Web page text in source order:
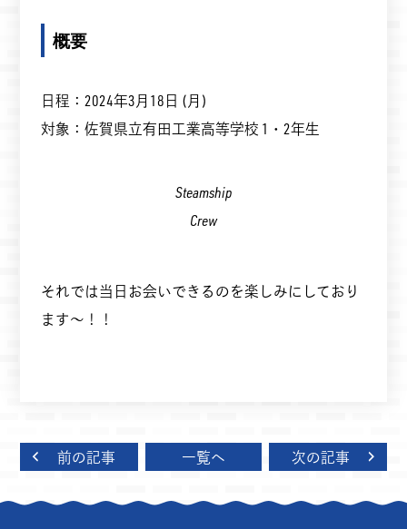
概要
日程：2024年3月18日 (月)
対象：佐賀県立有田工業高等学校 1・2年生
Steamship
Crew
それでは当日お会いできるのを楽しみにしており
ます～！！
前の記事 一覧へ 次の記事